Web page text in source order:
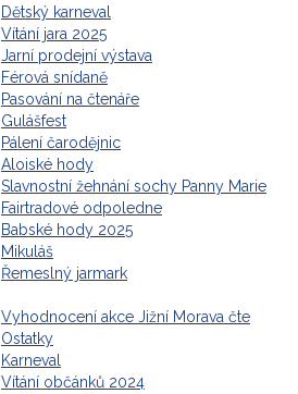
Dětský karneval
Vítání jara 2025
Jarní prodejní výstava
Férová snídaně
Pasování na čtenáře
Gulášfest
Pálení čarodějnic
Aloiské hody
Slavnostní žehnání sochy Panny Marie
Fairtradové odpoledne
Babské hody 2025
Mikuláš
Řemeslný jarmark
Vyhodnocení akce Jižní Morava čte
Ostatky
Karneval
Vítání občánků 2024